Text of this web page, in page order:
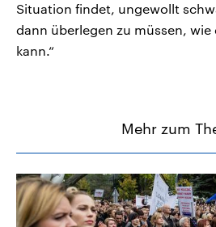
Situation findet, ungewollt
dann überlegen zu müssen, wie
kann.“
Mehr zum